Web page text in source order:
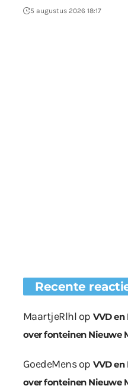
5 augustus 2026 18:17
Recente
MaartjeRlhl op VVD
over fonteinen Nieuwe
GoedeMensop VVD
over fonteinen Nieuwe